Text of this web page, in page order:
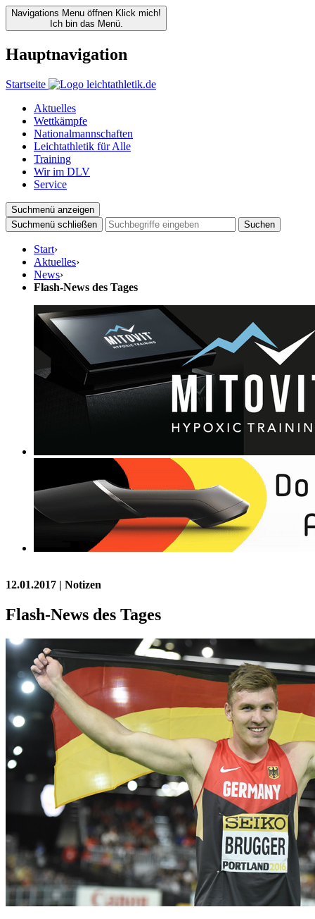
Navigations Menu öffnen Klick mich!
Ich bin das Menü.
Hauptnavigation
Startseite
Aktuelles
Wettkämpfe
Nationalmannschaften
Leichtathletik für Alle
Training
Wir im DLV
Service
Suchmenü anzeigen
Suchmenü schließen
Suchen
Start›
Aktuelles›
News›
Flash-News des Tages
12.01.2017 | Notizen
Flash-News des Tages